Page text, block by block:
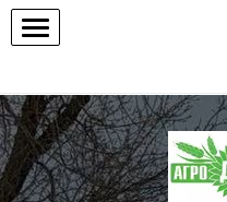
ПП
"Агродім-
центр"